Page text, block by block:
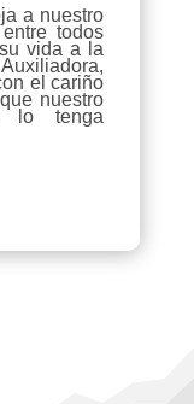
a nuestro
todos
vida a la
el cariño
nuestro
lo tenga